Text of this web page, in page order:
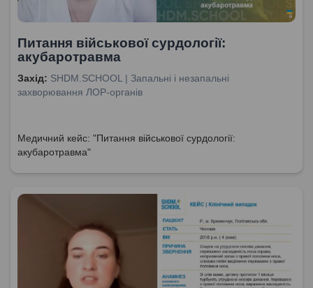
Питання військової сурдології:
акубаротравма
Захід: SHDM.SCHOOL | Запальні і незапальні
захворювання ЛОР-органів
Медичний кейс: "Питання військової сурдології:
акубаротравма"